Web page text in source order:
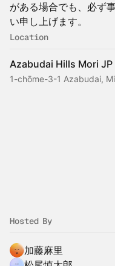
がある場合でも、必ず
い申し上げます。
Location
Azabudai Hills Mori JP
1-chōme-3-1 Azabudai,
Hosted By
加藤麻里